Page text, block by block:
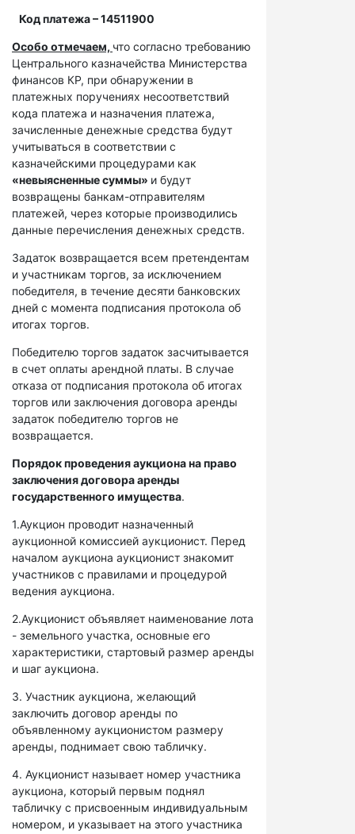
Код платежа – 14511900
Особо отмечаем, что согласно требованию
Центрального казначейства Министерства
финансов КР, при обнаружении в
платежных поручениях несоответствий
кода платежа и назначения платежа,
зачисленные денежные средства будут
учитываться в соответствии с
казначейскими процедурами как
«невыясненные суммы» и будут
возвращены банкам-отправителям
платежей, через которые производились
данные перечисления денежных средств.
Задаток возвращается всем претендентам
и участникам торгов, за исключением
победителя, в течение десяти банковских
дней с момента подписания протокола об
итогах торгов.
Победителю торгов задаток засчитывается
в счет оплаты арендной платы. В случае
отказа от подписания протокола об итогах
торгов или заключения договора аренды
задаток победителю торгов не
возвращается.
Порядок проведения аукциона на право
заключения договора аренды
государственного имущества.
1.Аукцион проводит назначенный
аукционной комиссией аукционист. Перед
началом аукциона аукционист знакомит
участников с правилами и процедурой
ведения аукциона.
2.Аукционист объявляет наименование лота
- земельного участка, основные его
характеристики, стартовый размер аренды
и шаг аукциона.
3. Участник аукциона, желающий
заключить договор аренды по
объявленному аукционистом размеру
аренды, поднимает свою табличку.
4. Аукционист называет номер участника
аукциона, который первым поднял
табличку с присвоенным индивидуальным
номером, и указывает на этого участника